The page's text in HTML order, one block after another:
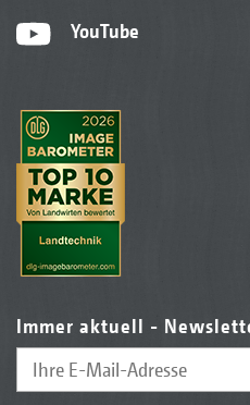
YouTube
Immer aktuell -